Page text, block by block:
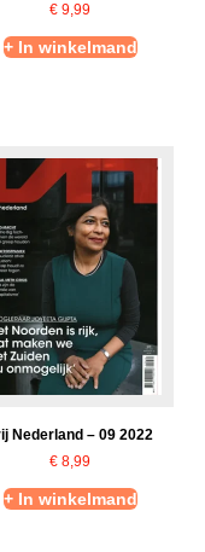
€ 9,99
+ In winkelmand
Nederland – 09 2022
€ 8,99
+ In winkelmand